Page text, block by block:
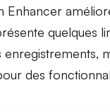
Enhancer
quelques
des